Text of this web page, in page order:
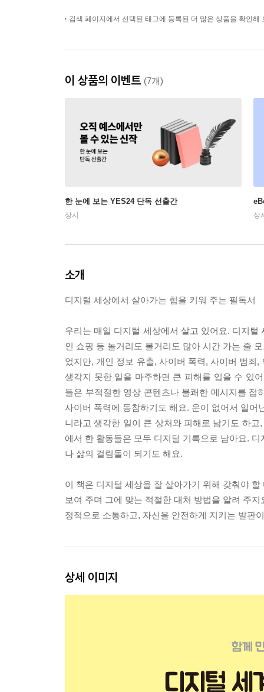
검색 페이지에서 선택된 태그에 등록된 더 많은 상품을 확인해
이 상품의 이벤트 (7개)
한 눈에 보는 YES24 단독 선출간
상시 상
소개
디지털 세상에서 살아가는 힘을 키워 주는 필독서
우리는 매일 디지털 세상에서 살고 있어요. 디지
인 쇼핑 등 놀거리도 볼거리도 많아 시간 가는 줄
었지만, 개인 정보 유출, 사이버 폭력, 사이버 범죄
생각지 못한 일을 마주하면 큰 피해를 입을 수 있
들은 부적절한 영상 콘텐츠나 불쾌한 메시지를
사이버 폭력에 동참하기도 해요. 운이 없어서 일
니라고 생각한 일이 큰 상처와 피해로 남기도 하
에서 한 활동들은 모두 디지털 기록으로 남아요.
나 삶의 걸림돌이 되기도 해요.
이 책은 디지털 세상을 잘 살아가기 위해 갖춰야
보여 주며 그에 맞는 적절한 대처 방법을 알려 주
정적으로 소통하고, 자신을 안전하게 지키는 발판
상세 이미지